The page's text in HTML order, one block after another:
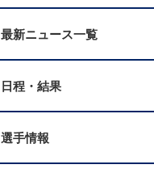
最新ニュース一覧
日程・結果
選手情報